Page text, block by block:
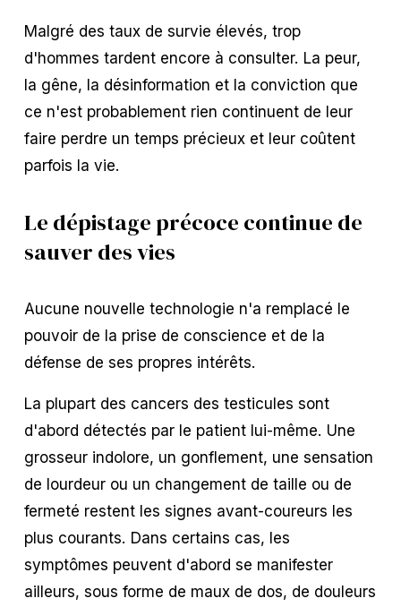
Malgré des taux de survie élevés, trop
d'hommes tardent encore à consulter. La peur,
la gêne, la désinformation et la conviction que
ce n'est probablement rien continuent de leur
faire perdre un temps précieux et leur coûtent
parfois la vie.
Le dépistage précoce continue de
sauver des vies
Aucune nouvelle technologie n'a remplacé le
pouvoir de la prise de conscience et de la
défense de ses propres intérêts.
La plupart des cancers des testicules sont
d'abord détectés par le patient lui-même. Une
grosseur indolore, un gonflement, une sensation
de lourdeur ou un changement de taille ou de
fermeté restent les signes avant-coureurs les
plus courants. Dans certains cas, les
symptômes peuvent d'abord se manifester
ailleurs, sous forme de maux de dos, de douleurs